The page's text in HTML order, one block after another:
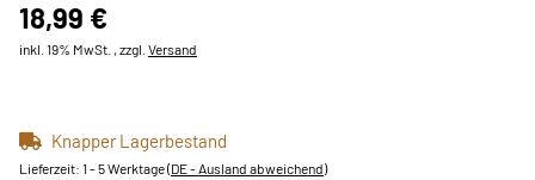
18,99 €
inkl. 19% MwSt. , zzgl. Versand
Knapper Lagerbestand
Lieferzeit: 1 - 5 Werktage(DE - Ausland abweichend)